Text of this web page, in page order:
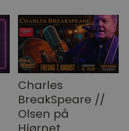
Charles
BreakSpeare //
Olsen på